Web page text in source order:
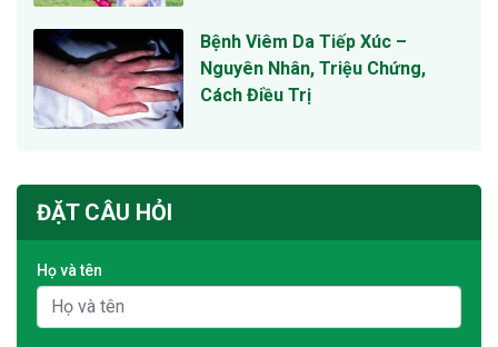
Bệnh Viêm Da Tiếp Xúc –
Nguyên Nhân, Triệu Chứng,
Cách Điều Trị
ĐẶT CÂU HỎI
Họ và tên